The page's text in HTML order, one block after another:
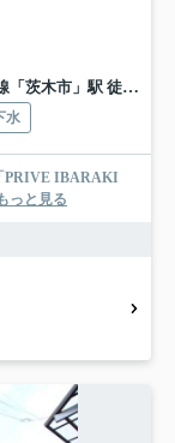
茨木市」駅 徒歩19分
水
PRIVE IBARAKI
っと見る